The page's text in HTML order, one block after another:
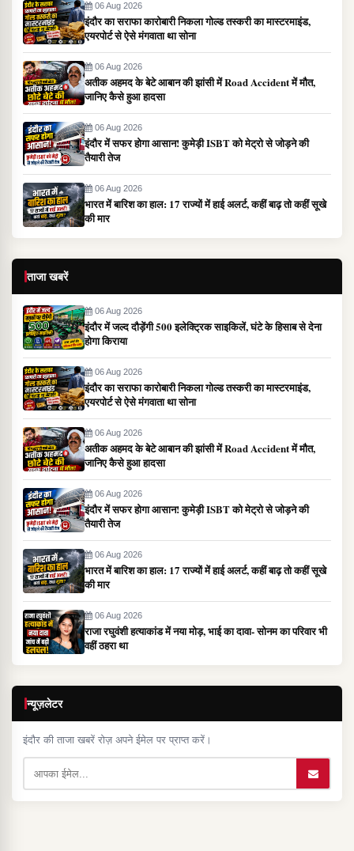
06 Aug 2026
इंदौर का सराफा कारोबारी निकला गोल्ड तस्करी का मास्टरमाइंड,
एयरपोर्ट से ऐसे मंगवाता था सोना
06 Aug 2026
अतीक अहमद के बेटे आबान की झांसी में Road Accident में मौत,
जानिए कैसे हुआ हादसा
06 Aug 2026
इंदौर में सफर होगा आसान! कुमेड़ी ISBT को मेट्रो से जोड़ने की
तैयारी तेज
06 Aug 2026
भारत में बारिश का हाल: 17 राज्यों में हाई अलर्ट, कहीं बाढ़ तो कहीं सूखे
की मार
ताजा खबरें
06 Aug 2026
इंदौर में जल्द दौड़ेंगी 500 इलेक्ट्रिक साइकिलें, घंटे के हिसाब से देना
होगा किराया
06 Aug 2026
इंदौर का सराफा कारोबारी निकला गोल्ड तस्करी का मास्टरमाइंड,
एयरपोर्ट से ऐसे मंगवाता था सोना
06 Aug 2026
अतीक अहमद के बेटे आबान की झांसी में Road Accident में मौत,
जानिए कैसे हुआ हादसा
06 Aug 2026
इंदौर में सफर होगा आसान! कुमेड़ी ISBT को मेट्रो से जोड़ने की
तैयारी तेज
06 Aug 2026
भारत में बारिश का हाल: 17 राज्यों में हाई अलर्ट, कहीं बाढ़ तो कहीं सूखे
की मार
06 Aug 2026
राजा रघुवंशी हत्याकांड में नया मोड़, भाई का दावा- सोनम का परिवार भी
वहीं ठहरा था
न्यूज़लेटर
इंदौर की ताजा खबरें रोज़ अपने ईमेल पर प्राप्त करें।